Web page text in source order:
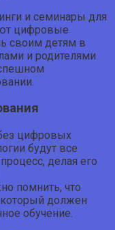
и семинары для
цифровые
своим детям в
и родителями
цифровых
будут все
делая его
помнить, что
который должен
обучение.